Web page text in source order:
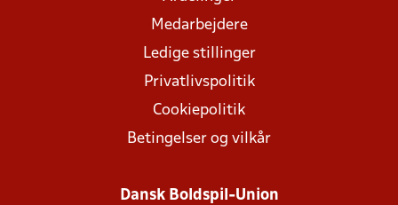
Medarbejdere
Ledige stillinger
Privatlivspolitik
Cookiepolitik
Betingelser og vilkår
Dansk Boldspil-Union